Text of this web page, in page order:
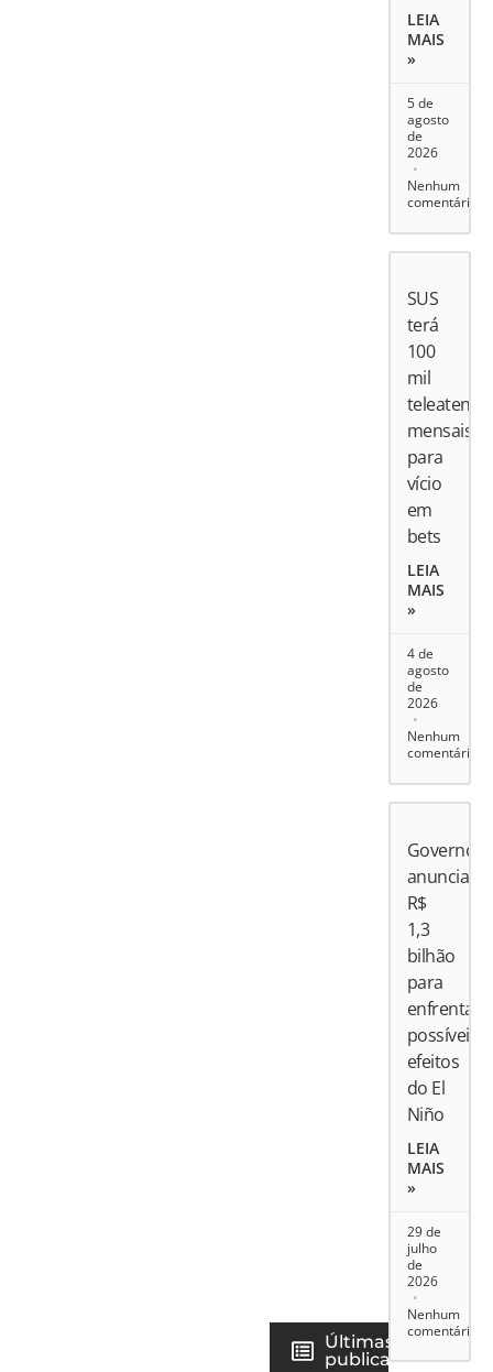
Últimas
publicações
LEIA
MAIS
»
5 de
agosto
de
2026
Nenhum
comentário
SUS
terá
100
mil
mensais
para
vício
em
bets
LEIA
MAIS
»
4 de
agosto
de
2026
Nenhum
comentário
Governo
anuncia
R$
1,3
bilhão
para
enfrentar
possíveis
efeitos
do El
Niño
LEIA
MAIS
»
29 de
julho
de
2026
Nenhum
comentário